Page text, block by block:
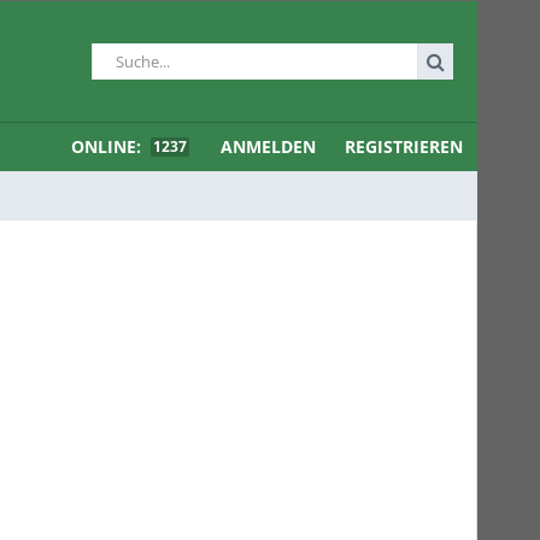
ONLINE: 1237 ANMELDEN REGISTRIEREN